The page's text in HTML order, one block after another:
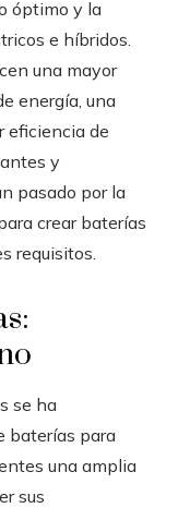
óptimo y la
e híbridos.
una mayor
energía, una
eficiencia de
y
pasado por la
crear baterías
requisitos.
se ha
baterías para
una amplia
sus